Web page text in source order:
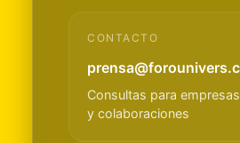
CONTACTO
Consultas para
y colaboraciones